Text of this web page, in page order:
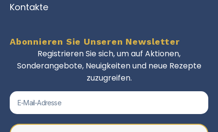
Kontakte
Abonnieren Sie Unseren Newsletter
Registrieren Sie sich, um auf Aktionen,
Sonderangebote, Neuigkeiten und neue Rezepte
zuzugreifen.